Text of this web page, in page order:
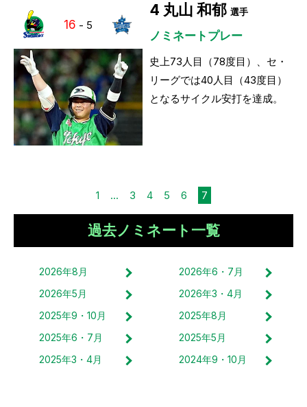
16 - 5
4 丸山 和郁 選手
ノミネートプレー
史上73人目（78度目）、セ・
リーグでは40人目（43度目）
となるサイクル安打を達成。
1 ... 3 4 5 6 7
過去ノミネート一覧
2026年8 月 2026年6・7 月
2026年5 月 2026年3・4月
2025年9・10 月 2025年8 月
2025年6・7 月 2025年5 月
2025年3・4月 2024年9・10 月